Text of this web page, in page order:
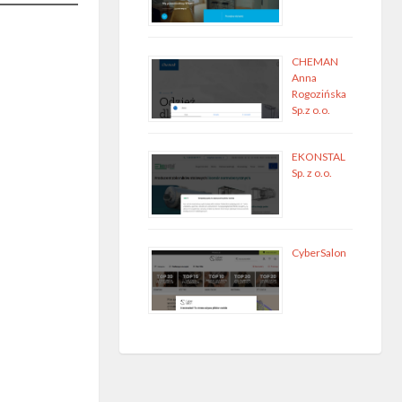
CHEMAN
Anna
Rogozińska
Sp.z o.o.
EKONSTAL
Sp. z o.o.
CyberSalon